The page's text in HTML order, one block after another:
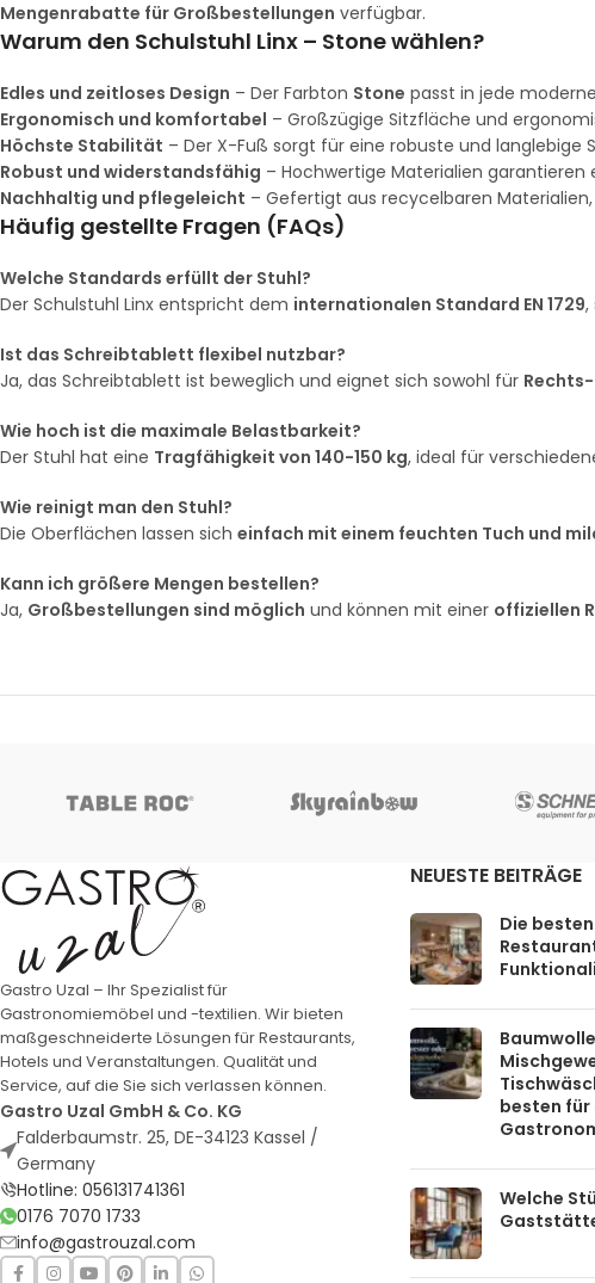
Mengenrabatte für Großbestellungen verfügbar.
Warum den Schulstuhl Linx – Stone wählen?
Edles und zeitloses Design – Der Farbton Stone passt in jede
Ergonomisch und komfortabel – Großzügige Sitzfläche und
Höchste Stabilität – Der X-Fuß sorgt für eine robuste und langlebige
Robust und widerstandsfähig – Hochwertige Materialien garantieren
Nachhaltig und pflegeleicht – Gefertigt aus recycelbaren
Häufig gestellte Fragen (FAQs)
Welche Standards erfüllt der Stuhl?
Der Schulstuhl Linx entspricht dem internationalen Standard EN 1729,
Ist das Schreibtablett flexibel nutzbar?
Ja, das Schreibtablett ist beweglich und eignet sich sowohl für
Wie hoch ist die maximale Belastbarkeit?
Der Stuhl hat eine Tragfähigkeit von 140-150 kg, ideal für
Wie reinigt man den Stuhl?
Die Oberflächen lassen sich einfach mit einem feuchten Tuch und
Kann ich größere Mengen bestellen?
Ja, Großbestellungen sind möglich und können mit einer offiziellen
Gastro Uzal – Ihr Spezialist für
Gastronomiemöbel und -textilien. Wir bieten
maßgeschneiderte Lösungen für Restaurants,
Hotels und Veranstaltungen. Qualität und
Service, auf die Sie sich verlassen können.
Gastro Uzal GmbH & Co. KG
Falderbaumstr. 25, DE-34123 Kassel /
Germany
Hotline: 056131741361
0176 7070 1733
info@gastrouzal.com
NEUESTE BEITRÄGE
Die
besten für
Welche